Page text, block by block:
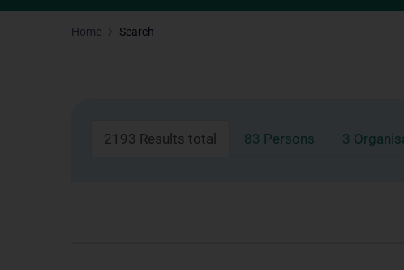
Home Search
2193 Results total 83 Persons 3